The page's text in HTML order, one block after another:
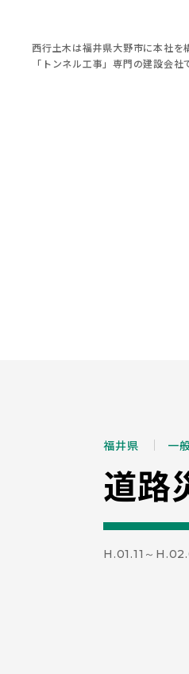
西行土木は福井県大野市に本社を
「トンネル工事」専門の建設会社
福井県 一
道路
H.01.11～